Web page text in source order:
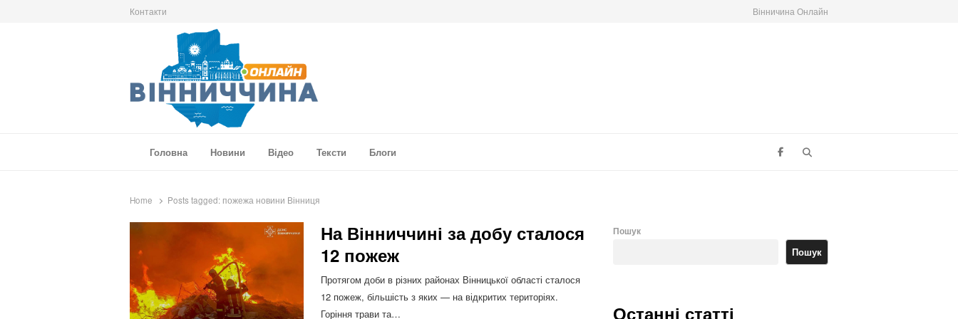
Контакти Вінничина Онлайн
Головна
Новини Відео Тексти Блоги
Home Posts tagged: пожежа новини Вінниця
На Вінниччині за добу сталося
12 пожеж
Протягом доби в різних районах Вінницької області сталося
12 пожеж, більшість з яких — на відкритих територіях.
Горіння трави та…
Пошук
Пошук
Останні статті